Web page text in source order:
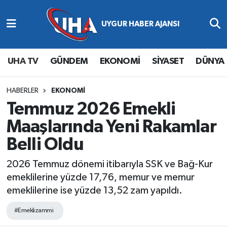
UHA TV GÜNDEM EKONOMİ SİYASET DÜNYA
HABERLER EKONOMİ
Temmuz 2026 Emekli
Maaşlarında Yeni Rakamlar
Belli Oldu
2026 Temmuz dönemi itibarıyla SSK ve Bağ-Kur
emeklilerine yüzde 17,76, memur ve memur
emeklilerine ise yüzde 13,52 zam yapıldı.
#Emeklizammi
Abone Ol
Gündem
Ekonomi
Magazin
Siyaset
Spor
Yaşam
Nöbetçi Eczaneler
Hava Durumu
Namaz Vakitleri
Trafik Durumu
Süper Lig Puan Durumu ve Fikstür
Tüm Manşetler
Son Dakika Haberleri